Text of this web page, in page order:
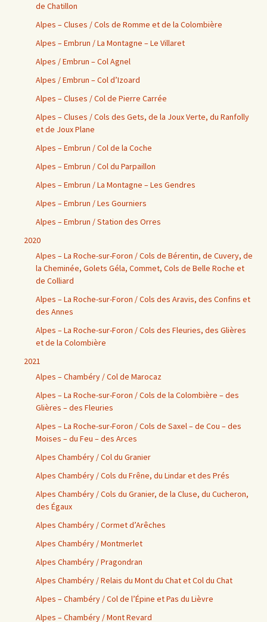
de Chatillon
Alpes – Cluses / Cols de Romme et de la Colombière
Alpes – Embrun / La Montagne – Le Villaret
Alpes / Embrun – Col Agnel
Alpes / Embrun – Col d’Izoard
Alpes – Cluses / Col de Pierre Carrée
Alpes – Cluses / Cols des Gets, de la Joux Verte, du Ranfolly
et de Joux Plane
Alpes – Embrun / Col de la Coche
Alpes – Embrun / Col du Parpaillon
Alpes – Embrun / La Montagne – Les Gendres
Alpes – Embrun / Les Gourniers
Alpes – Embrun / Station des Orres
2020
Alpes – La Roche-sur-Foron / Cols de Bérentin, de Cuvery, de
la Cheminée, Golets Géla, Commet, Cols de Belle Roche et
de Colliard
Alpes – La Roche-sur-Foron / Cols des Aravis, des Confins et
des Annes
Alpes – La Roche-sur-Foron / Cols des Fleuries, des Glières
et de la Colombière
2021
Alpes – Chambéry / Col de Marocaz
Alpes – La Roche-sur-Foron / Cols de la Colombière – des
Glières – des Fleuries
Alpes – La Roche-sur-Foron / Cols de Saxel – de Cou – des
Moises – du Feu – des Arces
Alpes Chambéry / Col du Granier
Alpes Chambéry / Cols du Frêne, du Lindar et des Prés
Alpes Chambéry / Cols du Granier, de la Cluse, du Cucheron,
des Égaux
Alpes Chambéry / Cormet d’Arêches
Alpes Chambéry / Montmerlet
Alpes Chambéry / Pragondran
Alpes Chambéry / Relais du Mont du Chat et Col du Chat
Alpes – Chambéry / Col de l’Épine et Pas du Lièvre
Alpes – Chambéry / Mont Revard